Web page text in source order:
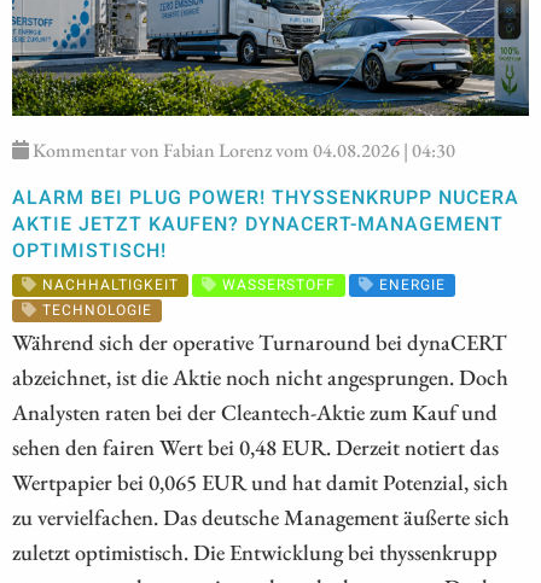
Kommentar von Fabian Lorenz vom 04.08.2026 | 04:30
ALARM BEI PLUG POWER! THYSSENKRUPP NUCERA
AKTIE JETZT KAUFEN? DYNACERT-MANAGEMENT
OPTIMISTISCH!
NACHHALTIGKEIT WASSERSTOFF
ENERGIE
TECHNOLOGIE
Während sich der operative Turnaround bei dynaCERT
abzeichnet, ist die Aktie noch nicht angesprungen. Doch
Analysten raten bei der Cleantech-Aktie zum Kauf und
sehen den fairen Wert bei 0,48 EUR. Derzeit notiert das
Wertpapier bei 0,065 EUR und hat damit Potenzial, sich
zu vervielfachen. Das deutsche Management äußerte sich
zuletzt optimistisch. Die Entwicklung bei thyssenkrupp